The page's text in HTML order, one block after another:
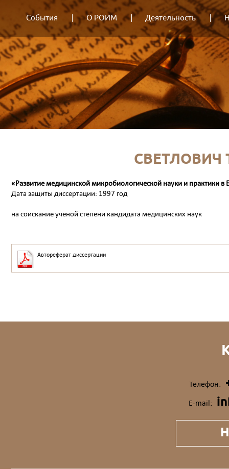
События О РОИМ Деятельность
СВЕТЛОВИЧ
«Развитие медицинской микробиологической науки и практики в
Дата защиты диссертации: 1997 год
на соискание ученой степени кандидата медицинских наук
Автореферат диссертации
Телефон:
E-mail: